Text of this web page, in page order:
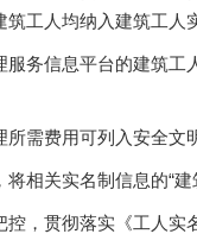
工人均纳入建筑工人
务信息平台的建筑
需费用可列入安全文
相关实名制信息的“建
，贯彻落实《工人实